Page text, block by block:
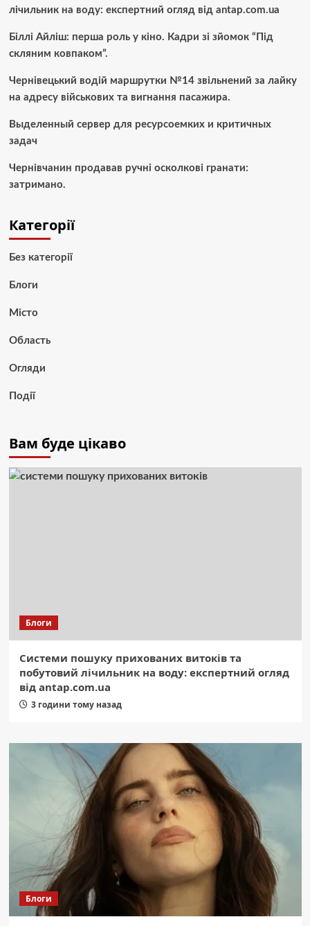
лічильник на воду: експертний огляд від antap.com.ua
Біллі Айліш: перша роль у кіно. Кадри зі зйомок “Під
скляним ковпаком”.
Чернівецький водій маршрутки №14 звільнений за лайку
на адресу військових та вигнання пасажира.
Выделенный сервер для ресурсоемких и критичных
задач
Чернівчанин продавав ручні осколкові гранати:
затримано.
Категорії
Без категорії
Блоги
Місто
Область
Огляди
Події
Вам буде цікаво
Блоги
Системи пошуку прихованих витоків та
побутовий лічильник на воду: експертний огляд
від antap.com.ua
3 години тому назад
Блоги